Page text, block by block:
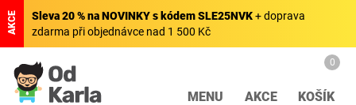
AKCE Sleva 20 % na NOVINKY s kódem SLE25NVK+ doprava
zdarma při objednávce nad 1 500 Kč
MENU AKCE
0
KOŠÍK